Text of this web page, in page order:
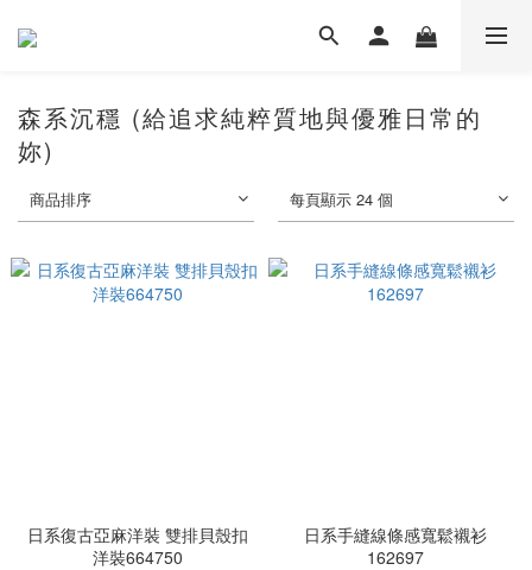
森系沉穩 (給追求純粹質地與優雅日常的
妳)
商品排序 每頁顯示 24 個
日系復古亞麻洋裝 雙排貝殼扣
洋裝664750
日系手縫線條感寬鬆襯衫
162697